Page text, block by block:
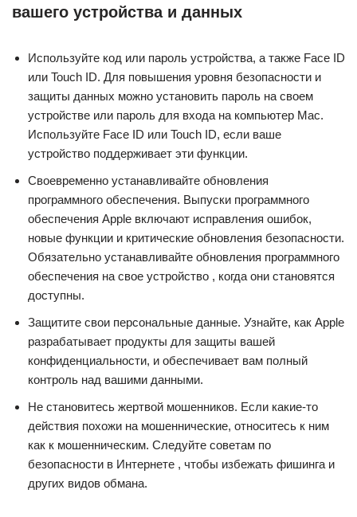
вашего устройства и данных
Используйте код или пароль устройства, а также Face ID
или Touch ID. Для повышения уровня безопасности и
защиты данных можно установить пароль на своем
устройстве или пароль для входа на компьютер Mac.
Используйте Face ID или Touch ID, если ваше
устройство поддерживает эти функции.
Своевременно устанавливайте обновления
программного обеспечения. Выпуски программного
обеспечения Apple включают исправления ошибок,
новые функции и критические обновления безопасности.
Обязательно устанавливайте обновления программного
обеспечения на свое устройство , когда они становятся
доступны.
Защитите свои персональные данные. Узнайте, как Apple
разрабатывает продукты для защиты вашей
конфиденциальности, и обеспечивает вам полный
контроль над вашими данными.
Не становитесь жертвой мошенников. Если какие-то
действия похожи на мошеннические, относитесь к ним
как к мошенническим. Следуйте советам по
безопасности в Интернете , чтобы избежать фишинга и
других видов обмана.